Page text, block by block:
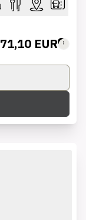
71,10 EUR